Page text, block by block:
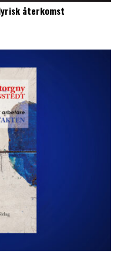
återkomst